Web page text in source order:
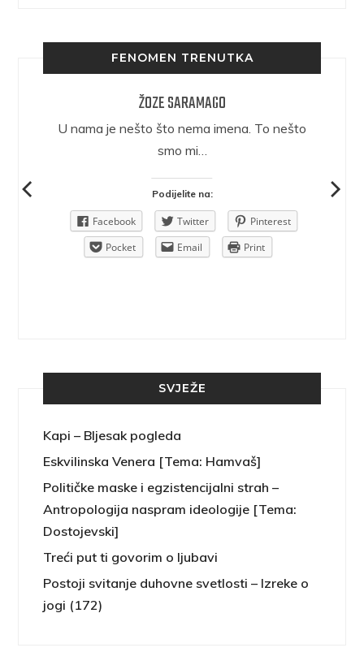
FENOMEN TRENUTKA
ŽOZE SARAMAGO
U nama je nešto što nema imena. To nešto
smo mi…
Podijelite na:
Facebook Twitter
Pinterest
Pocket
Email Print
SVJEŽE
Kapi – Bljesak pogleda
Eskvilinska Venera [Tema: Hamvaš]
Političke maske i egzistencijalni strah –
Antropologija naspram ideologije [Tema:
Dostojevski]
Treći put ti govorim o ljubavi
Postoji svitanje duhovne svetlosti – Izreke o
jogi (172)